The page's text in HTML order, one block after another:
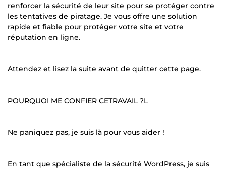
renforcer la sécurité de leur site pour se protéger contre
les tentatives de piratage. Je vous offre une solution
rapide et fiable pour protéger votre site et votre
réputation en ligne.
Attendez et lisez la suite avant de quitter cette page.
POURQUOI ME CONFIER CETRAVAIL ?L
Ne paniquez pas, je suis là pour vous aider !
En tant que spécialiste de la sécurité WordPress, je suis